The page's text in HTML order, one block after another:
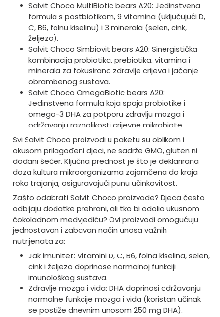
Salvit Choco MultiBiotic bears A20: Jedinstvena
formula s postbiotikom, 9 vitamina (uključujući D,
C, B6, folnu kiselinu) i 3 minerala (selen, cink,
željezo).
Salvit Choco Simbiovit bears A20: Sinergistička
kombinacija probiotika, prebiotika, vitamina i
minerala za fokusirano zdravlje crijeva i jačanje
obrambenog sustava.
Salvit Choco OmegaBiotic bears A20:
Jedinstvena formula koja spaja probiotike i
omega-3 DHA za potporu zdravlju mozga i
održavanju raznolikosti crijevne mikrobiote.
Svi Salvit Choco proizvodi u paketu su oblikom i
okusom prilagođeni djeci, ne sadrže GMO, gluten ni
dodani šećer. Ključna prednost je što je deklarirana
doza kultura mikroorganizama zajamčena do kraja
roka trajanja, osiguravajući punu učinkovitost.
Zašto odabrati Salvit Choco proizvode? Djeca često
odbijaju dodatke prehrani, ali tko bi odolio ukusnom
čokoladnom medvjediću? Ovi proizvodi omogućuju
jednostavan i zabavan način unosa važnih
nutrijenata za:
Jak imunitet: Vitamini D, C, B6, folna kiselina, selen,
cink i željezo doprinose normalnoj funkciji
imunološkog sustava.
Zdravlje mozga i vida: DHA doprinosi održavanju
normalne funkcije mozga i vida (koristan učinak
se postiže dnevnim unosom 250 mg DHA).